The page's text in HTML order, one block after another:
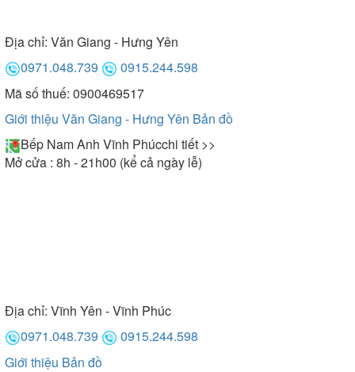
Địa chỉ: Văn Giang - Hưng Yên
0971.048.739
0915.244.598
Mã số thuế: 0900469517
Giới thiệu Văn Giang - Hưng Yên Bản đồ
Bếp Nam Anh Vĩnh Phúcchi tiết >>
Mở cửa : 8h - 21h00 (kể cả ngày lễ)
Địa chỉ: Vĩnh Yên - Vĩnh Phúc
0971.048.739
0915.244.598
Giới thiệu Bản đồ